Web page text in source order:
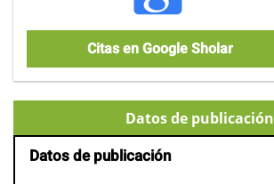
Citas en Google Sholar
Datos de publicación
Datos de publicación